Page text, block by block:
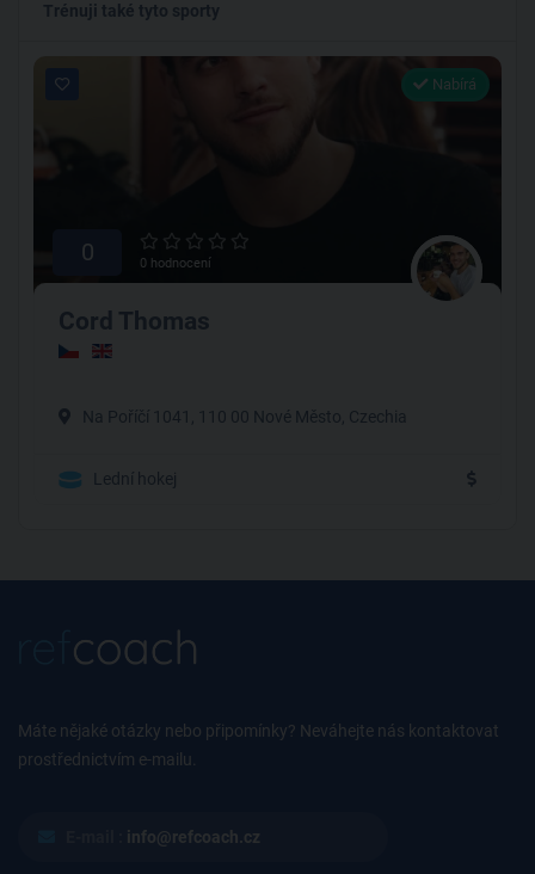
Trénuji také tyto sporty
Nabírá
0 0 hodnocení
Cord Thomas
Na Poříčí 1041, 110 00 Nové Město, Czechia
Lední hokej
Máte nějaké otázky nebo připomínky? Neváhejte nás kontaktovat
prostřednictvím e-mailu.
info@refcoach.cz